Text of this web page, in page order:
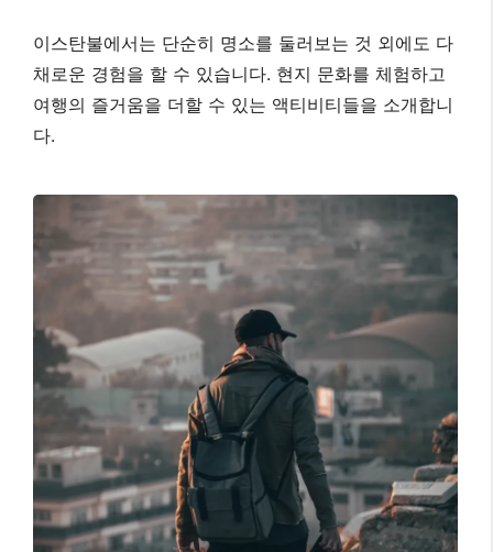
이스탄불에서는 단순히 명소를 둘러보는 것 외에도 다
채로운 경험을 할 수 있습니다. 현지 문화를 체험하고
여행의 즐거움을 더할 수 있는 액티비티들을 소개합니
다.